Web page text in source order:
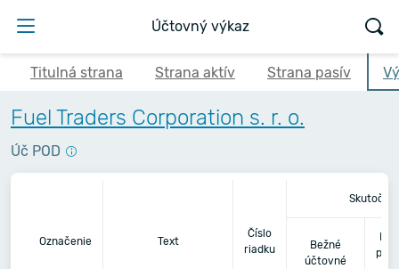
Účtovný výkaz
Titulná strana Strana aktív Strana pasív
Fuel Traders Corporation s. r. o.
Úč POD
Označenie Text
Číslo
riadku
Bežné
účtovné